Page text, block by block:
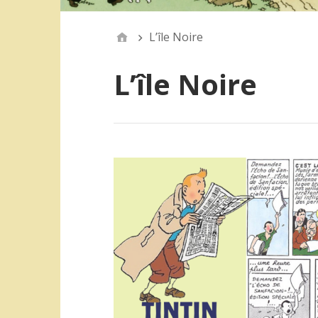
L’île Noire
L’île Noire